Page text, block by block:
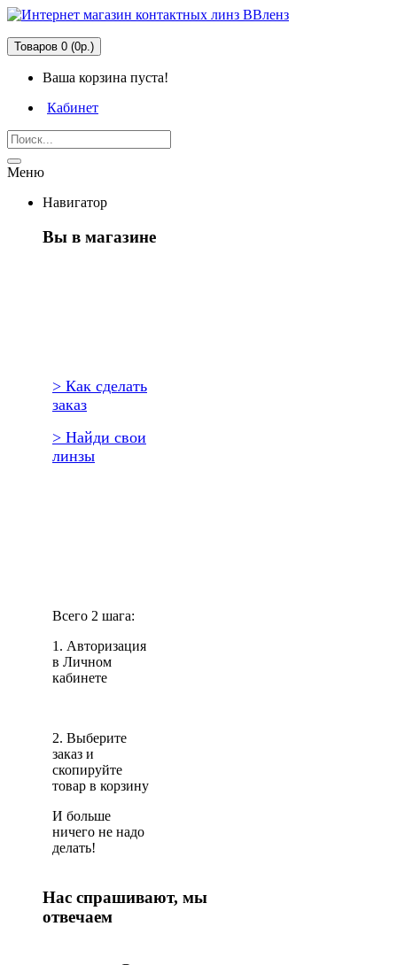
Товаров 0 (0р.)
Ваша корзина пуста!
Кабинет
Меню
Навигатор
Вы в магазине
> Как сделать
заказ
> Найди свои
линзы
Всего 2 шага:
1. Авторизация
в Личном
кабинете
2. Выберите
заказ и
скопируйте
товар в корзину
И больше
ничего не надо
делать!
Нас спрашивают, мы
отвечаем